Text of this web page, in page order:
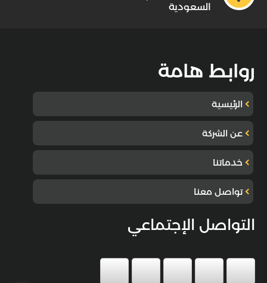
السعودية
روابط هامة
الرئيسية
عن الشركة
خدماتنا
تواصل معنا
التواصل الإجتماعي